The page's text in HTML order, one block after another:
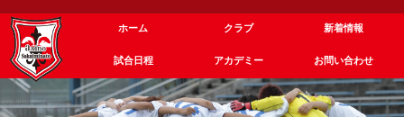
ホーム クラブ 新着情報
試合日程 アカデミー お問い合わせ